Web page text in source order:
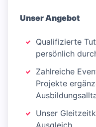
Unser Angebot
Qualifizierte
persönlich
Zahlreiche
Projekte
Unser